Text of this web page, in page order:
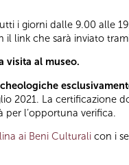
i giorni dalle 9.00 alle
link che sarà inviato
visita al museo.
2021. La certificazione
l’opportuna verifica.
ai Beni Culturali con i